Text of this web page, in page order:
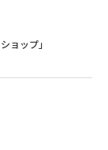
ョップ」